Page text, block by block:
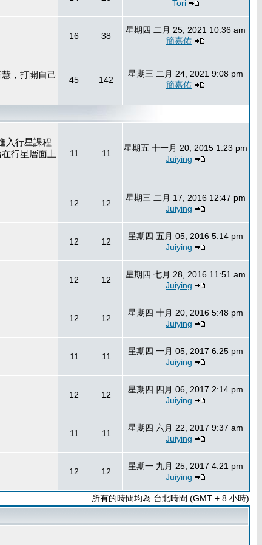
Tori
16 38
星期四 二月 25, 2021 10:36 am
簡嘉佑
，打開自己
45 142
星期三 二月 24, 2021 9:08 pm
簡嘉佑
入行星課程
行星層面上
11 11
星期五 十一月 20, 2015 1:23 pm
Juiying
12 12
星期三 二月 17, 2016 12:47 pm
Juiying
12 12
星期四 五月 05, 2016 5:14 pm
Juiying
12 12
星期四 七月 28, 2016 11:51 am
Juiying
12 12
星期四 十月 20, 2016 5:48 pm
Juiying
11 11
星期四 一月 05, 2017 6:25 pm
Juiying
12 12
星期四 四月 06, 2017 2:14 pm
Juiying
11 11
星期四 六月 22, 2017 9:37 am
Juiying
12 12
星期一 九月 25, 2017 4:21 pm
Juiying
所有的時間均為 台北時間 (GMT + 8 小時)